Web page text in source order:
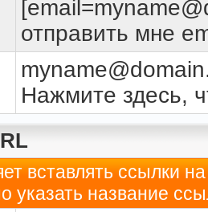
отправить мне
Нажмите здесь,
вставлять ссылки
указать название